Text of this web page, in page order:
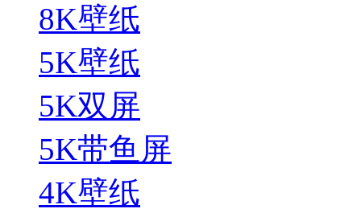
8K壁纸
5K壁纸
5K双屏
5K带鱼屏
4K壁纸